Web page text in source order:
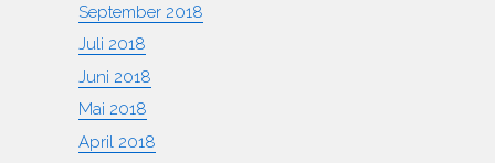
September 2018
Juli 2018
Juni 2018
Mai 2018
April 2018